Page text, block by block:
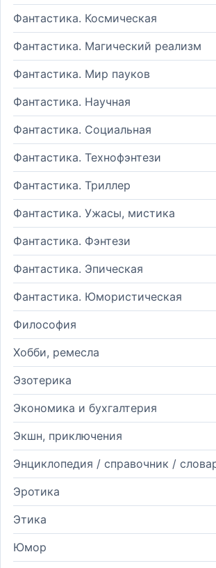
Фантастика. Космическая
Фантастика. Магический реализм
Фантастика. Мир пауков
Фантастика. Научная
Фантастика. Социальная
Фантастика. Технофэнтези
Фантастика. Триллер
Фантастика. Ужасы, мистика
Фантастика. Фэнтези
Фантастика. Эпическая
Фантастика. Юмористическая
Философия
Хобби, ремесла
Эзотерика
Экономика и бухгалтерия
Экшн, приключения
Энциклопедия / справочник /
Эротика
Этика
Юмор